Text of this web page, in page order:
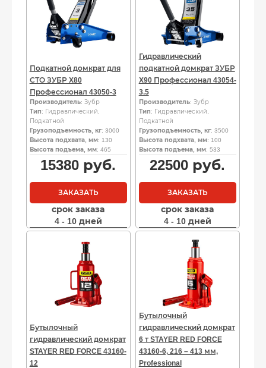
Подкатной домкрат для
СТО ЗУБР X80
Профессионал 43050-3
Производитель: Зубр
Тип: Гидравлический,
Подкатной
Грузоподъемность, кг: 3000
Высота подхвата, мм: 130
Высота подъема, мм: 465
15380 руб.
ЗАКАЗАТЬ
срок заказа
4 - 10 дней
Гидравлический
подкатной домкрат ЗУБР
X90 Профессионал 43054-
3.5
Производитель: Зубр
Тип: Гидравлический,
Подкатной
Грузоподъемность, кг: 3500
Высота подхвата, мм: 100
Высота подъема, мм: 533
22500 руб.
ЗАКАЗАТЬ
срок заказа
4 - 10 дней
Бутылочный
гидравлический домкрат
STAYER RED FORCE 43160-
12
Бутылочный
гидравлический домкрат
6 т STAYER RED FORCE
43160-6, 216 – 413 мм,
Professional